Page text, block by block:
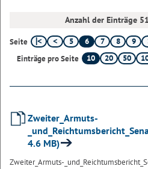
Anzahl der Einträge
Seite 5 6 7 8
9
Einträge pro Seite
10 20 50
Zweiter_Armuts-
4.6 MB)
Zweiter_Armuts-